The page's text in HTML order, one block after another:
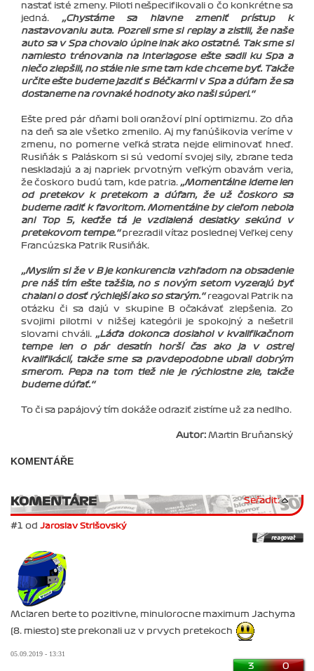
nastať isté zmeny. Piloti nešpecifikovali o čo konkrétne sa
jedná. ‚‚Chystáme sa hlavne zmeniť prístup k
nastavovaniu auta. Pozreli sme si replay a zistili, že naše
auto sa v Spa chovalo úplne inak ako ostatné. Tak sme si
namiesto trénovania na Interlagose ešte sadli ku Spa a
niečo zlepšili, no stále nie sme tam kde chceme byť. Takže
určite ešte budeme jazdiť s Béčkarmi v Spa a dúfam že sa
dostaneme na rovnaké hodnoty ako naši súperi.‘‘
Ešte pred pár dňami boli oranžoví plní optimizmu. Zo dňa
na deň sa ale všetko zmenilo. Aj my fanúšikovia veríme v
zmenu, no pomerne veľká strata nejde eliminovať hneď.
Rusiňák s Paláskom si sú vedomí svojej sily, zbrane teda
neskladajú a aj napriek prvotným veľkým obavám veria,
že čoskoro budú tam, kde patria. ‚‚Momentálne ideme len
od pretekov k pretekom a dúfam, že už čoskoro sa
budeme radiť k favoritom. Momentálne by cieľom nebola
ani Top 5, keďže tá je vzdialená desiatky sekúnd v
pretekovom tempe.‘‘prezradil víťaz poslednej Veľkej ceny
Francúzska Patrik Rusiňák.
‚‚Myslím si že v B je konkurencia vzhľadom na obsadenie
pre náš tím ešte ťažšia, no s novým setom vyzerajú byť
chalani o dosť rýchlejší ako so starým.‘‘reagoval Patrik na
otázku či sa dajú v skupine B očakávať zlepšenia. Zo
svojimi pilotmi v nižšej kategórii je spokojný a nešetril
slovami chváli. ‚‚Láďa dokonca dosiahol v kvalifikačnom
tempe len o pár desatín horší čas ako ja v ostrej
kvalifikácií, takže sme sa pravdepodobne ubrali dobrým
smerom. Pepa na tom tiež nie je rýchlostne zle, takže
budeme dúfať.‘‘
To či sa papájový tím dokáže odraziť zistíme už za nedlho.
Autor: Martin Bruňanský
KOMENTÁŘE
KOMENTÁRE Seřadit:
#1 od Jaroslav Strišovský
Mclaren berte to pozitivne, minulorocne maximum Jachyma
(8. miesto) ste prekonali uz v prvych pretekoch
05.09.2019 - 13:31
3 0